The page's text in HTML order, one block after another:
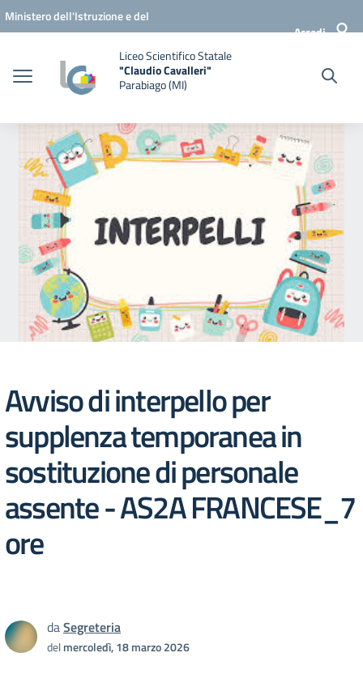
Vai ai contenuti
Vai al menu di navigazione
Vai al footer
Ministero dell'Istruzione e del
Accedi
Liceo Scientifico Statale
"Claudio Cavalleri"
Parabiago (MI)
Avviso di interpello per
supplenza temporanea in
sostituzione di personale
assente - AS2A FRANCESE_7
ore
daSegreteria
delmercoledì, 18 marzo 2026